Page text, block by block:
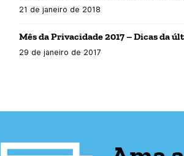
21 de janeiro de 2018
Mês da Privacidade 2017 – Dicas da
29 de janeiro de 2017